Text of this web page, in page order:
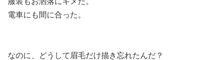
電車にも間に合った。
なのに、どうして眉毛だけ描き忘れたんだ？